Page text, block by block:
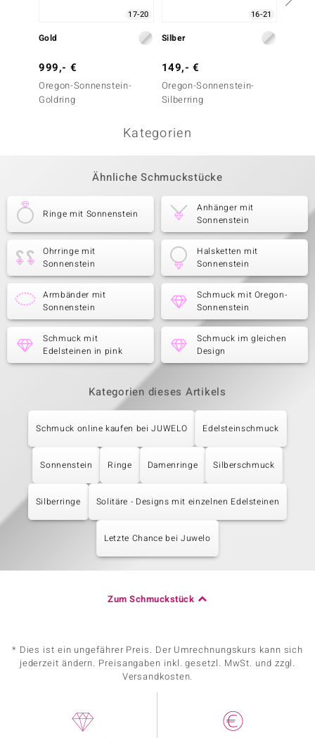
17-20
Gold
999,- €
Oregon-Sonnenstein-
Goldring
16-21
Silber
149,- €
Oregon-Sonnenstein-
Silberring
Kategorien
Ähnliche Schmuckstücke
Ringe mit Sonnenstein
Anhänger mit
Sonnenstein
Ohrringe mit
Sonnenstein
Halsketten mit
Sonnenstein
Armbänder mit
Sonnenstein
Schmuck mit Oregon-
Sonnenstein
Schmuck mit
Edelsteinen in pink
Schmuck im gleichen
Design
Kategorien dieses Artikels
Schmuck online kaufen bei JUWELO Edelsteinschmuck
Sonnenstein Ringe Damenringe Silberschmuck
Silberringe Solitäre - Designs mit einzelnen Edelsteinen
Letzte Chance bei Juwelo
Zum Schmuckstück
* Dies ist ein ungefährer Preis. Der Umrechnungskurs kann sich
jederzeit ändern. Preisangaben inkl. gesetzl. MwSt. und zzgl.
Versandkosten.